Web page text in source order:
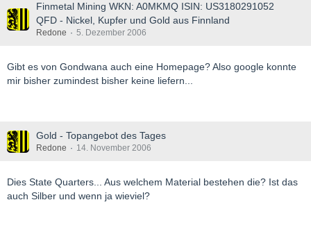
Finmetal Mining WKN: A0MKMQ ISIN: US3180291052
QFD - Nickel, Kupfer und Gold aus Finnland
Redone 5. Dezember 2006
Gibt es von Gondwana auch eine Homepage? Also google konnte
mir bisher zumindest bisher keine liefern...
Gold - Topangebot des Tages
Redone 14. November 2006
Dies State Quarters... Aus welchem Material bestehen die? Ist das
auch Silber und wenn ja wieviel?